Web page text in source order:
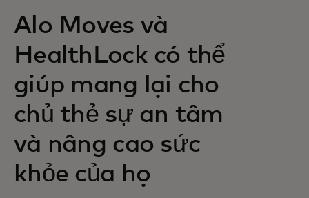
Alo Moves và
HealthLock có thể
giúp mang lại cho
chủ thẻ sự an tâm
và nâng cao sức
khỏe của họ